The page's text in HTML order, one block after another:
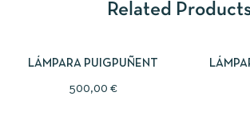
Related
LÁMPARA PUIGPUÑENT
500,00 €